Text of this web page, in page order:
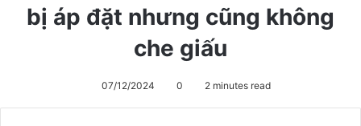
bị áp đặt nhưng cũng không
che giấu
07/12/2024 0 2 minutes read